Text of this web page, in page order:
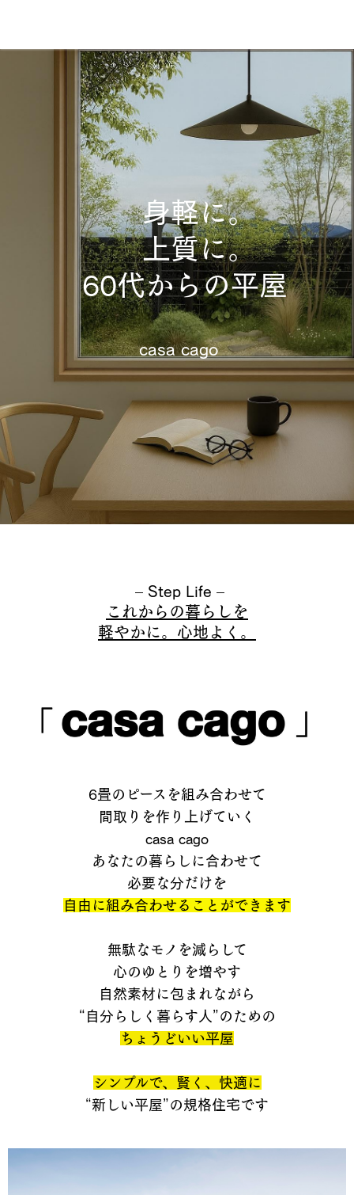
身軽に。
上質に。
60代からの平屋
casa cago
– Step Life –
これからの暮らしを
軽やかに。心地よく。
6畳のピースを組み合わせて
間取りを作り上げていく
casa cago
あなたの暮らしに合わせて
必要な分だけを
自由に組み合わせることができます
無駄なモノを減らして
心のゆとりを増やす
自然素材に包まれながら
“自分らしく暮らす人”のための
ちょうどいい平屋
シンプルで、賢く、快適に
“新しい平屋”の規格住宅です